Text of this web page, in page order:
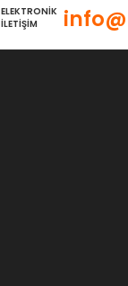
ELEKTRONİK
İLETİŞİM